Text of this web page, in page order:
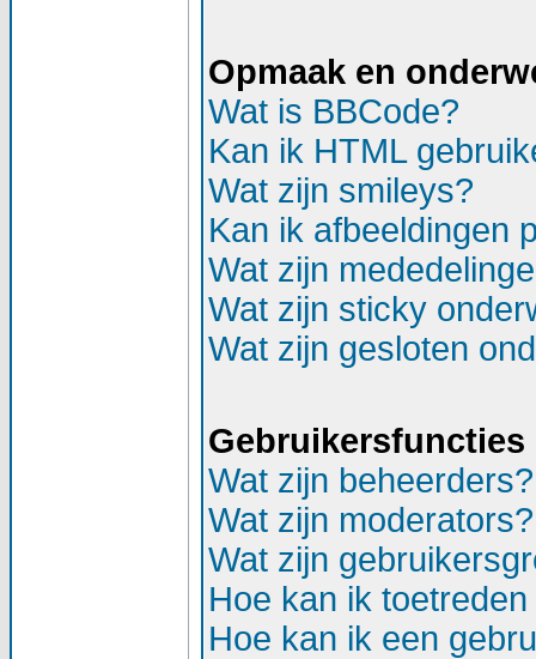
Opmaak en
Wat is BBCode?
Kan ik HTML
Wat zijn smileys?
Kan ik afbeeldingen
Wat zijn
Wat zijn sticky
Wat zijn gesloten
Gebruikersfuncties
Wat zijn beheerders?
Wat zijn moderators?
Wat zijn
Hoe kan ik
Hoe kan ik een